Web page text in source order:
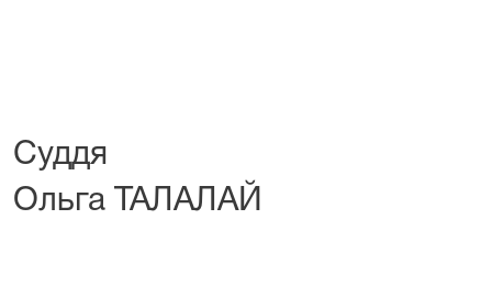
Ольга ТАЛАЛАЙ